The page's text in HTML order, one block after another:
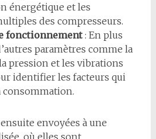
énergétique et les
des compresseurs.
fonctionnement: En plus
paramètres comme la
pression et les vibrations
identifier les facteurs qui
envoyées à une